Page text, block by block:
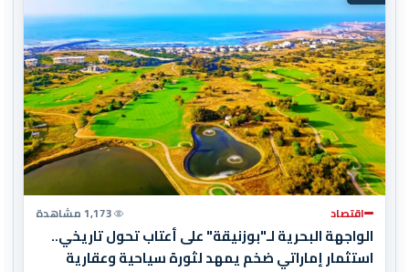
اقتصاد 1,173 مشاهدة
الواجهة البحرية لـ"بوزنيقة" على أعتاب تحول تاريخي..
استثمار إماراتي ضخم يمهد لثورة سياحية وعقارية